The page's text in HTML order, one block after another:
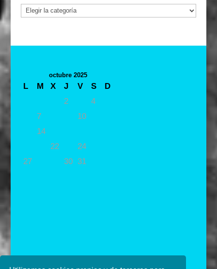
Categorías
octubre 2025
L M X J V S
D
2 4
7 10
14
22 24
27
30 31